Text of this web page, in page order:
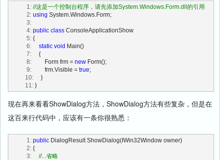
   1:
//这是一个控制台程序，请先添加System.Windows.Form.dll的引用
   2:
using System.Windows.Form;
   3:
   4:
public class ConsoleApplicationShow
   5:
{
   6:
static void Main()
   7:
     {
   8:
         Form frm =
new Form();
   9:
         frm.Visible =
true;
  10:
     }
  11:
}
现在再来看看ShowDialog方法，ShowDialog方法有些复杂，但是在
这百来行代码中，应该有一条你很熟悉：
   1:
public DialogResult ShowDialog(IWin32Window owner)
   2:
{
   3:
//...省略